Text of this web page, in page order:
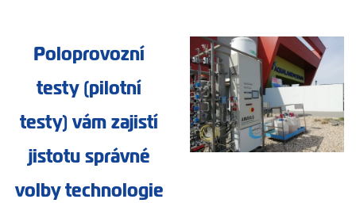
Poloprovozní
testy (pilotní
testy) vám zajistí
jistotu správné
volby technologie